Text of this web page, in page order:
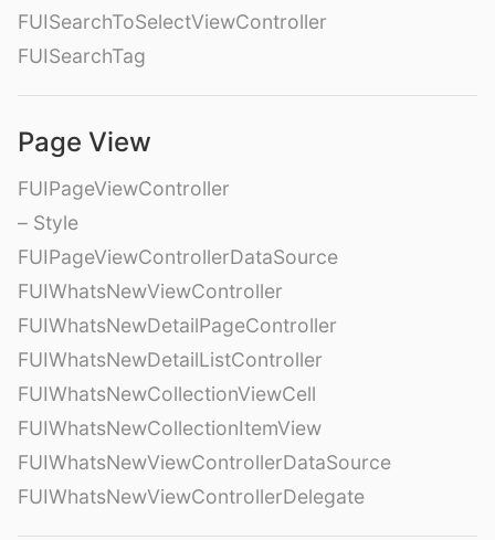
FUISearchToSelectViewController
FUISearchTag
Page View
FUIPageViewController
– Style
FUIPageViewControllerDataSource
FUIWhatsNewViewController
FUIWhatsNewDetailPageController
FUIWhatsNewDetailListController
FUIWhatsNewCollectionViewCell
FUIWhatsNewCollectionItemView
FUIWhatsNewViewControllerDataSource
FUIWhatsNewViewControllerDelegate